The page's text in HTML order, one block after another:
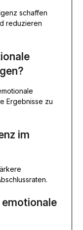
schaffen
reduzieren
Ergebnisse zu
im